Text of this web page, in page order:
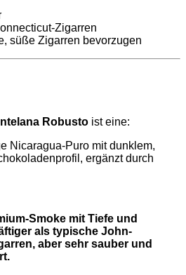
Zigarren
süße Zigarren bevorzugen
Robusto ist eine:
Nicaragua-Puro mit dunklem,
ergänzt durch
Smoke mit Tiefe und
als typische John-
aber sehr sauber und